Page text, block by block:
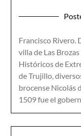
Francisco Rivero.
villa de Las
Históricos de
de Trujillo,
brocense Nicolás
1509 fue el